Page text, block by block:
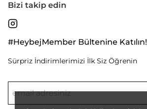
Bizi takip edin
#HeybejMember Bültenine Katılın!
Sürpriz İndirimlerimizi İlk Siz Öğrenin